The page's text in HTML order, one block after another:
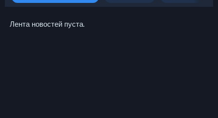
Лента новостей пуста.